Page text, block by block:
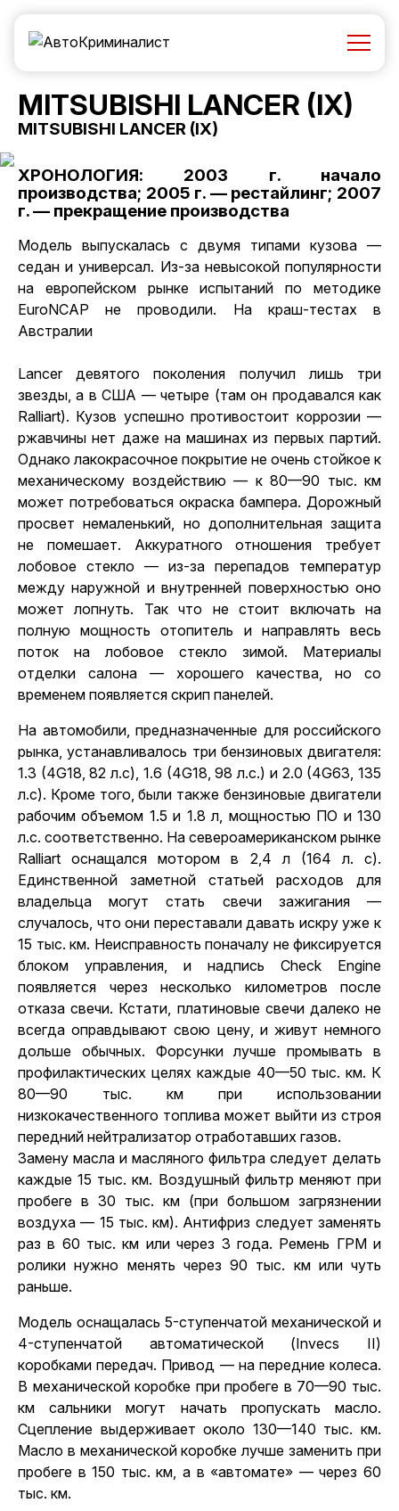
MITSUBISHI LANCER (IX)
MITSUBISHI LANCER (IX)
ХРОНОЛОГИЯ: 2003 г. начало
производства; 2005 г. — рестайлинг; 2007
г. — прекращение производства
Модель выпускалась с двумя типами кузова —
седан и универсал. Из-за невысокой популярности
на европейском рынке испытаний по методике
EuroNCAP не проводили. На краш-тестах в
Австралии
Lancer девятого поколения получил лишь три
звезды, а в США — четыре (там он продавался как
Ralliart). Кузов успешно противостоит коррозии —
ржавчины нет даже на машинах из первых партий.
Однако лакокрасочное покрытие не очень стойкое к
механическому воздействию — к 80—90 тыс. км
может потребоваться окраска бампера. Дорожный
просвет немаленький, но дополнительная защита
не помешает. Аккуратного отношения требует
лобовое стекло — из-за перепадов температур
между наружной и внутренней поверхностью оно
может лопнуть. Так что не стоит включать на
полную мощность отопитель и направлять весь
поток на лобовое стекло зимой. Материалы
отделки салона — хорошего качества, но со
временем появляется скрип панелей.
На автомобили, предназначенные для российского
рынка, устанавливалось три бензиновых двигателя:
1.3 (4G18, 82 л.с), 1.6 (4G18, 98 л.с.) и 2.0 (4G63, 135
л.с). Кроме того, были также бензиновые двигатели
рабочим объемом 1.5 и 1.8 л, мощностью ПО и 130
л.с. соответственно. На североамериканском рынке
Ralliart оснащался мотором в 2,4 л (164 л. с).
Единственной заметной статьей расходов для
владельца могут стать свечи зажигания —
случалось, что они переставали давать искру уже к
15 тыс. км. Неисправность поначалу не фиксируется
блоком управления, и надпись Check Engine
появляется через несколько километров после
отказа свечи. Кстати, платиновые свечи далеко не
всегда оправдывают свою цену, и живут немного
дольше обычных. Форсунки лучше промывать в
профилактических целях каждые 40—50 тыс. км. К
80—90 тыс. км при использовании
низкокачественного топлива может выйти из строя
передний нейтрализатор отработавших газов.
Замену масла и масляного фильтра следует делать
каждые 15 тыс. км. Воздушный фильтр меняют при
пробеге в 30 тыс. км (при большом загрязнении
воздуха — 15 тыс. км). Антифриз следует заменять
раз в 60 тыс. км или через 3 года. Ремень ГРМ и
ролики нужно менять через 90 тыс. км или чуть
раньше.
Модель оснащалась 5-ступенчатой механической и
4-ступенчатой автоматической (Invecs II)
коробками передач. Привод — на передние колеса.
В механической коробке при пробеге в 70—90 тыс.
км сальники могут начать пропускать масло.
Сцепление выдерживает около 130—140 тыс. км.
Масло в механической коробке лучше заменить при
пробеге в 150 тыс. км, а в «автомате» — через 60
тыс. км.